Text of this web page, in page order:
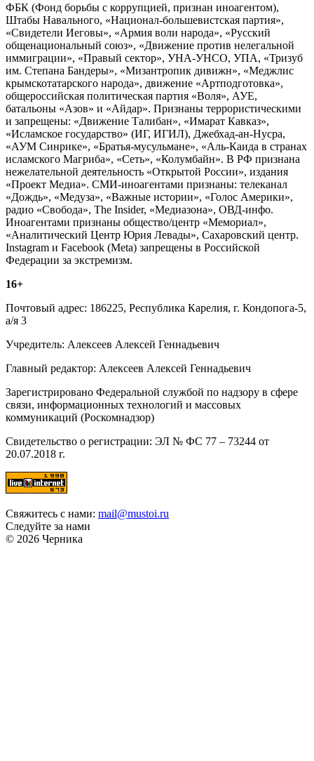
ФБК (Фонд борьбы с коррупцией, признан иноагентом),
Штабы Навального, «Национал-большевистская партия»,
«Свидетели Иеговы», «Армия воли народа», «Русский
общенациональный союз», «Движение против нелегальной
иммиграции», «Правый сектор», УНА-УНСО, УПА, «Тризуб
им. Степана Бандеры», «Мизантропик дивижн», «Меджлис
крымскотатарского народа», движение «Артподготовка»,
общероссийская политическая партия «Воля», АУЕ,
батальоны «Азов» и «Айдар». Признаны террористическими
и запрещены: «Движение Талибан», «Имарат Кавказ»,
«Исламское государство» (ИГ, ИГИЛ), Джебхад-ан-Нусра,
«АУМ Синрике», «Братья-мусульмане», «Аль-Каида в странах
исламского Магриба», «Сеть», «Колумбайн». В РФ признана
нежелательной деятельность «Открытой России», издания
«Проект Медиа». СМИ-иноагентами признаны: телеканал
«Дождь», «Медуза», «Важные истории», «Голос Америки»,
радио «Свобода», The Insider, «Медиазона», ОВД-инфо.
Иноагентами признаны общество/центр «Мемориал»,
«Аналитический Центр Юрия Левады», Сахаровский центр.
Instagram и Facebook (Metа) запрещены в Российской
Федерации за экстремизм.
16+
Почтовый адрес: 186225, Республика Карелия, г. Кондопога-5,
а/я 3
Учредитель: Алексеев Алексей Геннадьевич
Главный редактор: Алексеев Алексей Геннадьевич
Зарегистрировано Федеральной службой по надзору в сфере
связи, информационных технологий и массовых
коммуникаций (Роскомнадзор)
Свидетельство о регистрации: ЭЛ № ФС 77 – 73244 от
20.07.2018 г.
Свяжитесь с нами: mail@mustoi.ru
Следуйте за нами
© 2026 Черника